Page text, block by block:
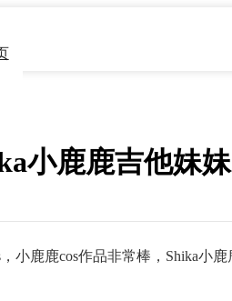
小鹿鹿吉他妹
小鹿鹿cos作品非常棒，Shika小